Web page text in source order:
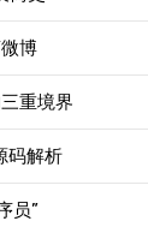
博
重境界
码解析
员”